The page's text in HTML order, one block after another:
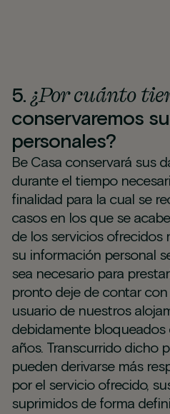
5.¿Por cuánto
conservaremos
personales?
Be Casa conservará sus
durante el tiempo
finalidad para la cual se
casos en los que se
de los servicios ofrecidos
su información personal
sea necesario para
pronto deje de contar
usuario de nuestros
debidamente
años. Transcurrido dicho
pueden derivarse más
por el servicio ofrecido,
suprimidos de forma